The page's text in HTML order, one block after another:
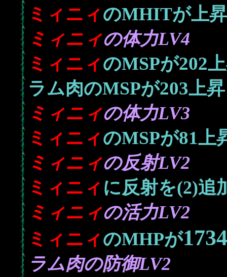
ミィニィのMHITが上
ミィニィの体力LV4
ミィニィのMSPが202
ラム肉のMSPが203上
ミィニィの体力LV3
ミィニィのMSPが81上
ミィニィの反射LV2
ミィニィ に反射を(2)追
ミィニィの活力LV2
ミィニィのMHPが1734
ラム肉の防御LV2